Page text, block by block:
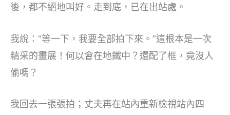
後，都不絕地叫好。走到底，已在出站處。
我說：“等一下，我要全部拍下來。”這根本是一次
精采的畫展！何以會在地鐵中？還配了框，竟沒人
偷嗎？
我回去一張張拍；丈夫再在站內重新檢視站內四